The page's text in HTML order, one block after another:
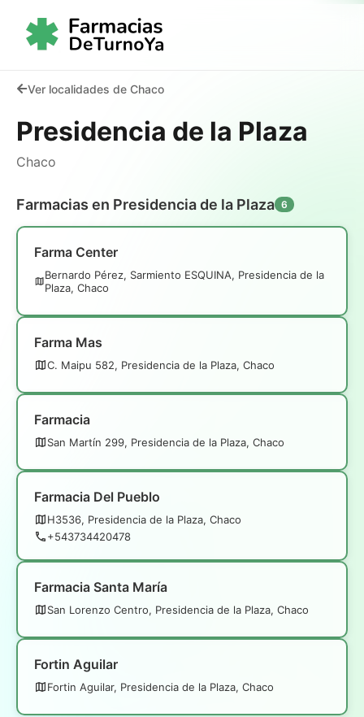
Ver localidades de Chaco
Presidencia de la Plaza
Chaco
Farmacias en Presidencia de la Plaza 6
Farma Center
Bernardo Pérez, Sarmiento ESQUINA, Presidencia de la
Plaza, Chaco
Farma Mas
C. Maipu 582, Presidencia de la Plaza, Chaco
Farmacia
San Martín 299, Presidencia de la Plaza, Chaco
Farmacia Del Pueblo
H3536, Presidencia de la Plaza, Chaco
+543734420478
Farmacia Santa María
San Lorenzo Centro, Presidencia de la Plaza, Chaco
Fortin Aguilar
Fortin Aguilar, Presidencia de la Plaza, Chaco